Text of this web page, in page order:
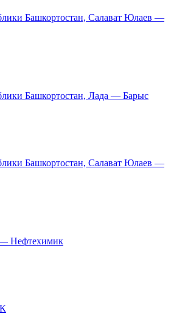
Башкортостан, Салават Юлаев —
Башкортостан, Лада — Барыс
Башкортостан, Салават Юлаев —
Нефтехимик